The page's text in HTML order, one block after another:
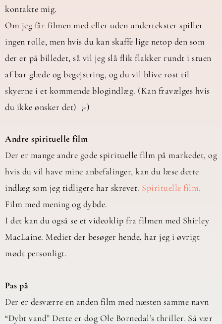
kontakte mig.
Om jeg får filmen med eller uden undertekster spiller
ingen rolle, men hvis du kan skaffe lige netop den som
der er på billedet, så vil jeg slå flik flakker rundt i stuen
af bar glæde og begejstring, og du vil blive rost til
skyerne i et kommende blogindlæg. (Kan fravælges hvis
du ikke ønsker det) ;-)
Andre spirituelle film
Der er mange andre gode spirituelle film på markedet, og
hvis du vil have mine anbefalinger, kan du læse dette
indlæg som jeg tidligere har skrevet: Spirituelle film.
Film med mening og dybde.
I det kan du også se et videoklip fra filmen med Shirley
MacLaine. Mediet der besøger hende, har jeg i øvrigt
mødt personligt.
Pas på
Der er desværre en anden film med næsten samme navn
“Dybt vand” Dette er dog Ole Bornedal’s thriller. Så vær